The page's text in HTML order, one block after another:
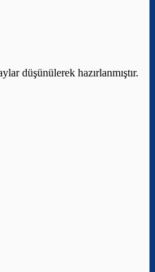
düşünülerek hazırlanmıştır.